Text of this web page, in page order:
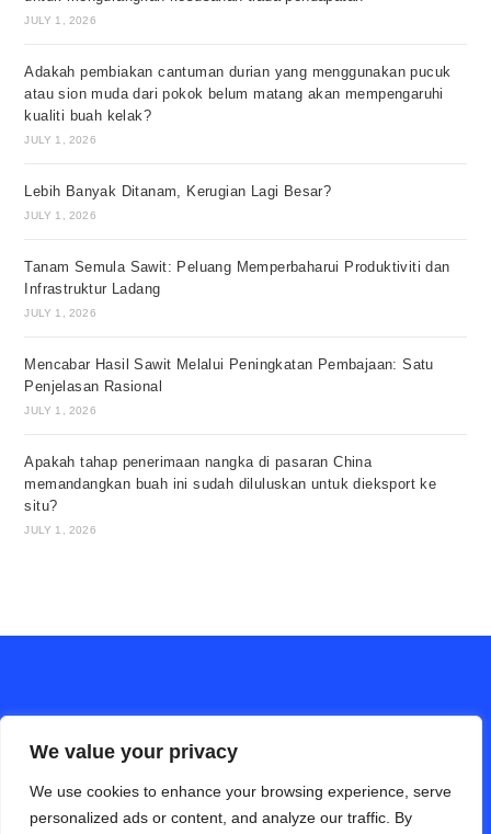
We value your privacy
We use cookies to enhance your browsing experience, serve
personalized ads or content, and analyze our traffic. By
JULY 1, 2026
Adakah pembiakan cantuman durian yang menggunakan pucuk
atau sion muda dari pokok belum matang akan mempengaruhi
kualiti buah kelak?
JULY 1, 2026
Lebih Banyak Ditanam, Kerugian Lagi Besar?
JULY 1, 2026
Tanam Semula Sawit: Peluang Memperbaharui Produktiviti dan
Infrastruktur Ladang
JULY 1, 2026
Mencabar Hasil Sawit Melalui Peningkatan Pembajaan: Satu
Penjelasan Rasional
JULY 1, 2026
Apakah tahap penerimaan nangka di pasaran China
memandangkan buah ini sudah diluluskan untuk dieksport ke
situ?
JULY 1, 2026